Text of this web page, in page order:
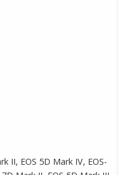
II, EOS 5D Mark IV, EOS-